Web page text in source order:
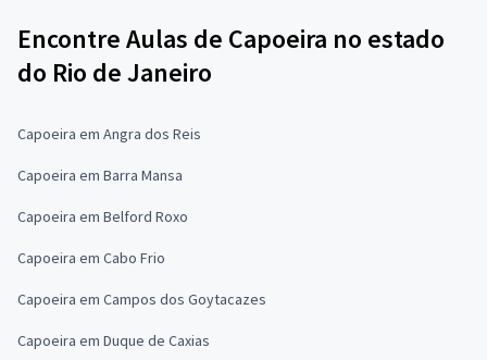
Encontre Aulas de Capoeira no estado
do Rio de Janeiro
Capoeira em Angra dos Reis
Capoeira em Barra Mansa
Capoeira em Belford Roxo
Capoeira em Cabo Frio
Capoeira em Campos dos Goytacazes
Capoeira em Duque de Caxias